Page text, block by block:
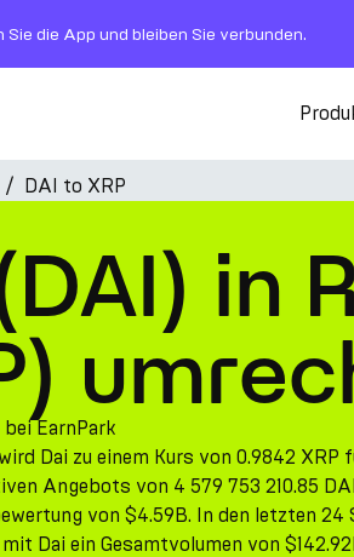
Sie die App und bleiben Sie verbunden.
DAI to XRP
in
EarnPark
Dai zu einem Kurs von 0.9842 XRP
Angebots von 4 579 753 210.85
von $4.59B. In den letzten 24
Dai ein Gesamtvolumen von